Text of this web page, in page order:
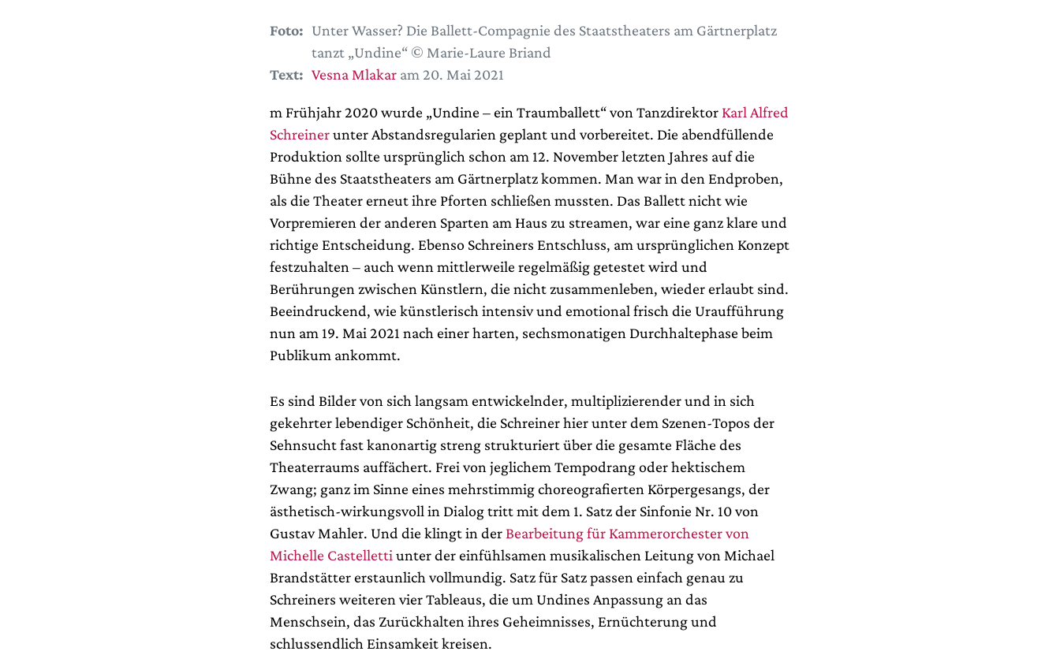
Foto: Unter Wasser? Die Ballett-Compagnie des Staatstheaters am Gärtnerplatz
tanzt „Undine“ © Marie-Laure Briand
Text: Vesna Mlakaram 20. Mai 2021
m Frühjahr 2020 wurde „Undine – ein Traumballett“ von Tanzdirektor Karl Alfred
Schreinerunter Abstandsregularien geplant und vorbereitet. Die abendfüllende
Produktion sollte ursprünglich schon am 12. November letzten Jahres auf die
Bühne des Staatstheaters am Gärtnerplatz kommen. Man war in den Endproben,
als die Theater erneut ihre Pforten schließen mussten. Das Ballett nicht wie
Vorpremieren der anderen Sparten am Haus zu streamen, war eine ganz klare und
richtige Entscheidung. Ebenso Schreiners Entschluss, am ursprünglichen Konzept
festzuhalten – auch wenn mittlerweile regelmäßig getestet wird und
Berührungen zwischen Künstlern, die nicht zusammenleben, wieder erlaubt sind.
Beeindruckend, wie künstlerisch intensiv und emotional frisch die Uraufführung
nun am 19. Mai 2021 nach einer harten, sechsmonatigen Durchhaltephase beim
Publikum ankommt.
Es sind Bilder von sich langsam entwickelnder, multiplizierender und in sich
gekehrter lebendiger Schönheit, die Schreiner hier unter dem Szenen-Topos der
Sehnsucht fast kanonartig streng strukturiert über die gesamte Fläche des
Theaterraums auffächert. Frei von jeglichem Tempodrang oder hektischem
Zwang; ganz im Sinne eines mehrstimmig choreografierten Körpergesangs, der
ästhetisch-wirkungsvoll in Dialog tritt mit dem 1. Satz der Sinfonie Nr. 10 von
Gustav Mahler. Und die klingt in der Bearbeitung für Kammerorchester von
Michelle Castelletti unter der einfühlsamen musikalischen Leitung von Michael
Brandstätter erstaunlich vollmundig. Satz für Satz passen einfach genau zu
Schreiners weiteren vier Tableaus, die um Undines Anpassung an das
Menschsein, das Zurückhalten ihres Geheimnisses, Ernüchterung und
schlussendlich Einsamkeit kreisen.